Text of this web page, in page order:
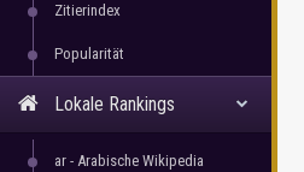
Zitierindex
Popularität
Lokale Rankings
ar - Arabische Wikipedia